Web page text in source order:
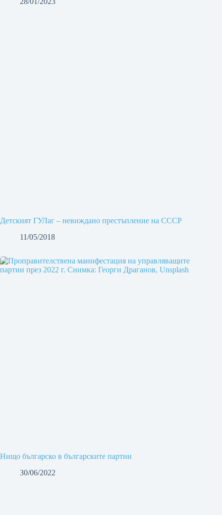
Детският ГУЛаг – невиждано престъпление на СССР
11/05/2018
Нищо българско в българските партии
30/06/2022